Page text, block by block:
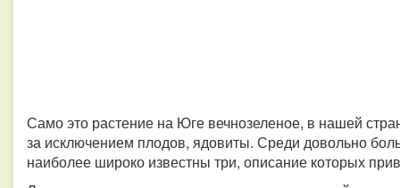
Само это растение на Юге вечнозеленое, в нашей
за исключением плодов, ядовиты. Среди довольно
наиболее широко известны три, описание которых